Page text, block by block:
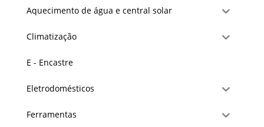
Aquecimento de água e central solar
Climatização
E - Encastre
Eletrodomésticos
Ferramentas